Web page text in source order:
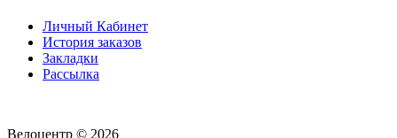
Личный Кабинет
История заказов
Закладки
Рассылка
Велоцентр © 2026